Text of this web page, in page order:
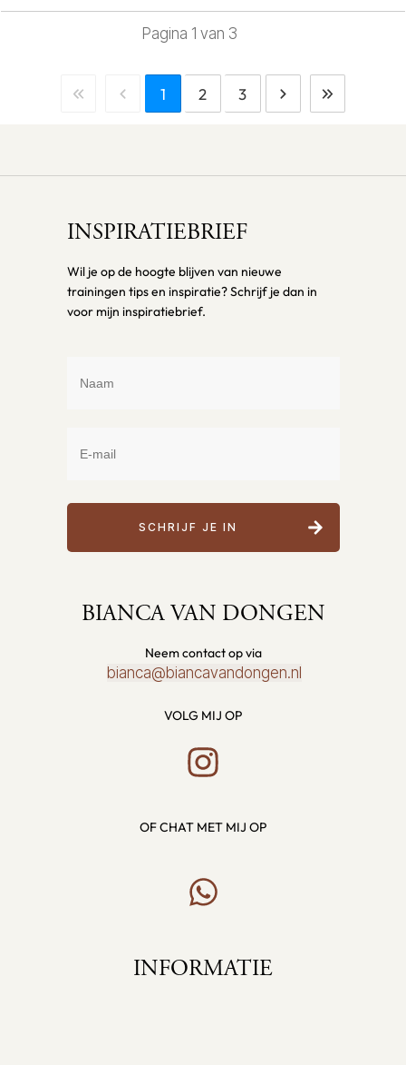
Pagina 1 van 3
1 2 3
INSPIRATIEBRIEF
Wil je op de hoogte blijven van nieuwe
trainingen tips en inspiratie? Schrijf je dan in
voor mijn inspiratiebrief.
SCHRIJF JE IN
BIANCA VAN DONGEN
Neem contact op via
bianca@biancavandongen.nl
VOLG MIJ OP
OF CHAT MET MIJ OP
INFORMATIE